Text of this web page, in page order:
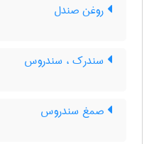
روغن صندل
سندرک ، سندروس
صمغ سندروس